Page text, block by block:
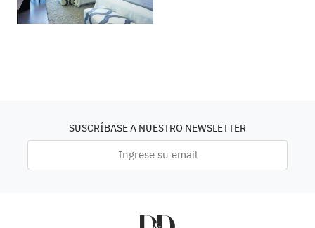
SUSCRÍBASE A NUESTRO NEWSLETTER